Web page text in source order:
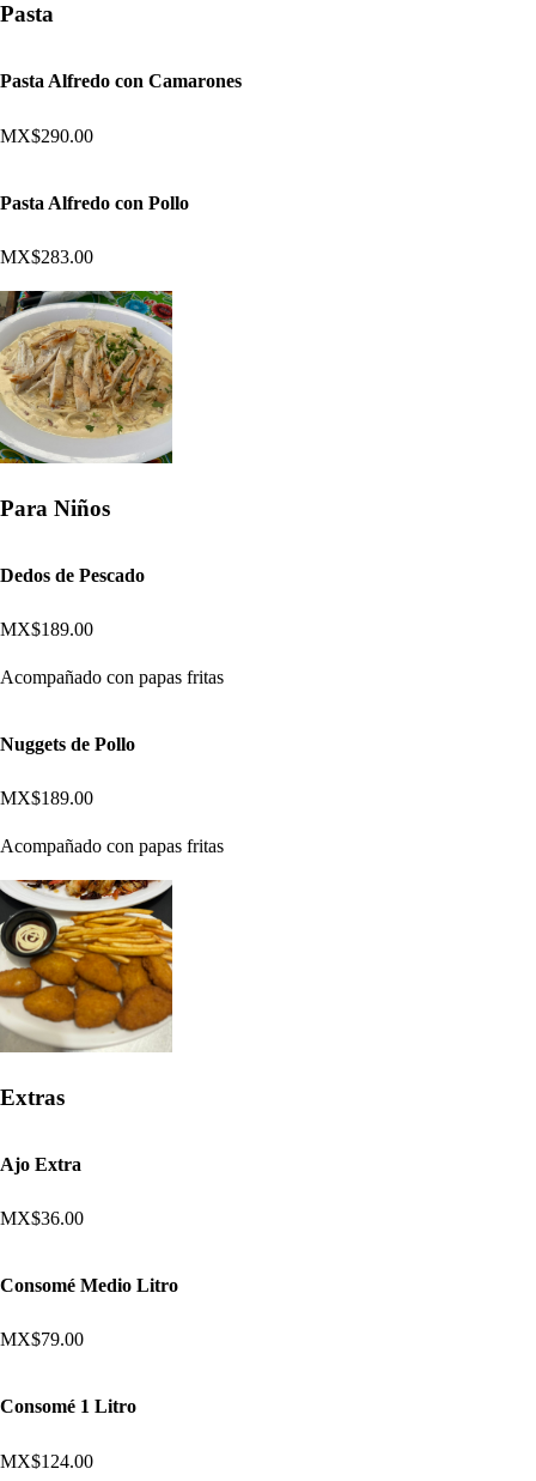
Pasta
Pasta Alfredo con Camarones
MX$290.00
Pasta Alfredo con Pollo
MX$283.00
Para Niños
Dedos de Pescado
MX$189.00
Acompañado con papas fritas
Nuggets de Pollo
MX$189.00
Acompañado con papas fritas
Extras
Ajo Extra
MX$36.00
Consomé Medio Litro
MX$79.00
Consomé 1 Litro
MX$124.00